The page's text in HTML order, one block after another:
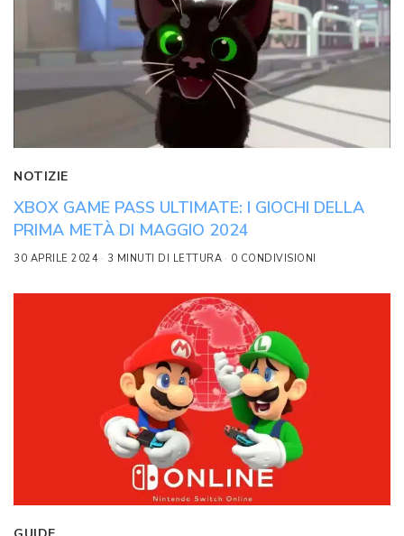
NOTIZIE
XBOX GAME PASS ULTIMATE: I GIOCHI DELLA
PRIMA METÀ DI MAGGIO 2024
30 APRILE 2024 3 MINUTI DI LETTURA 0 CONDIVISIONI